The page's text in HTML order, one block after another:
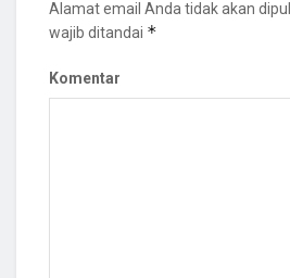
Alamat email Anda tidak akan
wajib ditandai *
Komentar